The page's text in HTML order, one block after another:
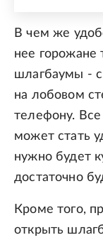
В чем же
нее горожане
шлагбаумы -
на лобовом
телефону.
может стать
нужно будет
достаточно
Кроме того,
открыть